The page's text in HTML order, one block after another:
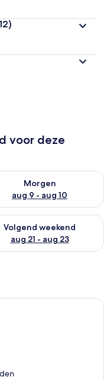
voor deze
aug 8 - aug 9
Morgen
aug 9 - aug 10
weekend aug 14 -
Volgend weekend
aug 21 - aug 23
hotelkamer met een